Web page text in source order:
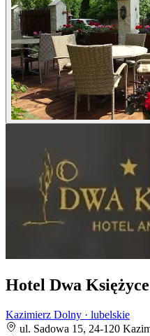
Hotel Dwa Księżyce
Kazimierz Dolny · lubelskie
ul. Sadowa 15, 24-120